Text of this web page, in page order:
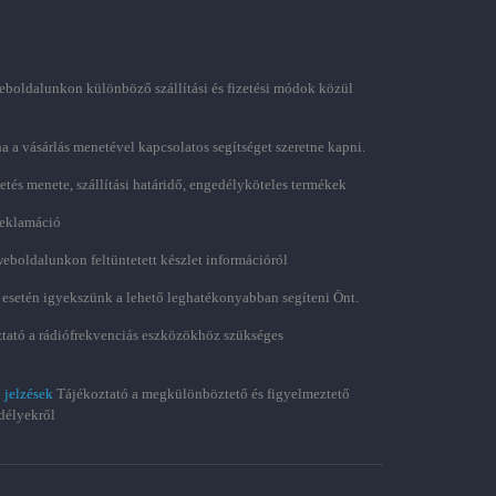
különböző szállítási és fizetési módok közül
a vásárlás menetével kapcsolatos segítséget szeretne kapni.
menete, szállítási határidő, engedélyköteles termékek
feltüntetett készlet információról
esetén igyekszünk a lehető leghatékonyabban segíteni Önt.
a rádiófrekvenciás eszközökhöz szükséges
Tájékoztató a megkülönböztető és figyelmeztető